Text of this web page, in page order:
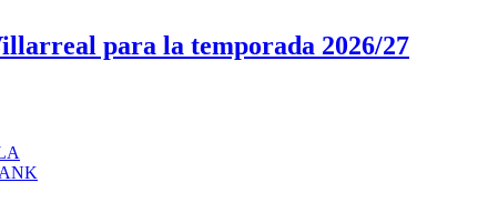
para la temporada 2026/27